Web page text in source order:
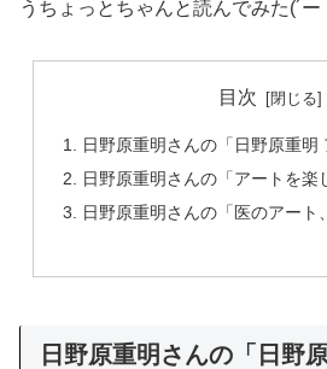
うちょっとちゃんと読んでみた(´ー
目次
日野原重明さんの「日野原重明
日野原重明さんの「アートを楽
日野原重明さんの「医のアート
日野原重明さんの「日野